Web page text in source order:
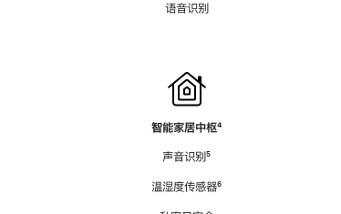
语音识别
智能家居中枢脚
⁴
声音识别脚
⁵
温湿度传感器脚
⁶